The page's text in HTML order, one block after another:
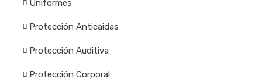
Uniformes
Protección Anticaidas
Protección Auditiva
Protección Corporal